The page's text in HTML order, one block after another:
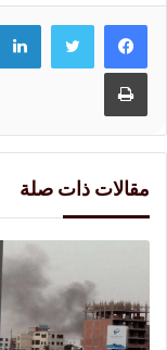
طباعة
مقالات ذات صلة